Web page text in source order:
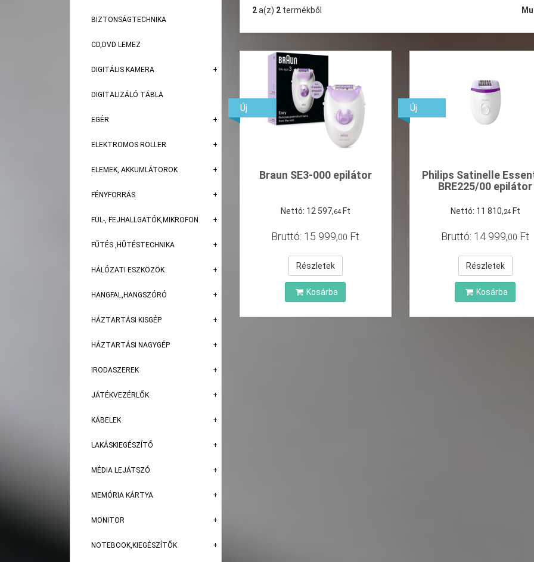
BIZTONSÁGTECHNIKA
CD,DVD LEMEZ
DIGITÁLIS KAMERA
DIGITALIZÁLÓ TÁBLA
EGÉR
ELEKTROMOS ROLLER
ELEMEK, AKKUMLÁTOROK
FÉNYFORRÁS
FÜL-, FEJHALLGATÓK,MIKROFON
FŰTÉS ,HŰTÉSTECHNIKA
HÁLÓZATI ESZKÖZÖK
HANGFAL,HANGSZÓRÓ
HÁZTARTÁSI KISGÉP
HÁZTARTÁSI NAGYGÉP
IRODASZEREK
JÁTÉKVEZÉRLŐK
KÁBELEK
LAKÁSKIEGÉSZÍTŐ
MÉDIA LEJÁTSZÓ
MEMÓRIA KÁRTYA
MONITOR
NOTEBOOK,KIEGÉSZÍTŐK
2a(z) 2 termékből
Braun SE3-000 epilátor
Nettó: 12 597,64 Ft
Bruttó: 15 999,00 Ft
Részletek
Kosárba
Új
Philips Satinelle
BRE225/00 epilátor
Nettó: 11 810,24 Ft
Bruttó: 14 999,00 Ft
Részletek
Kosárba
Új